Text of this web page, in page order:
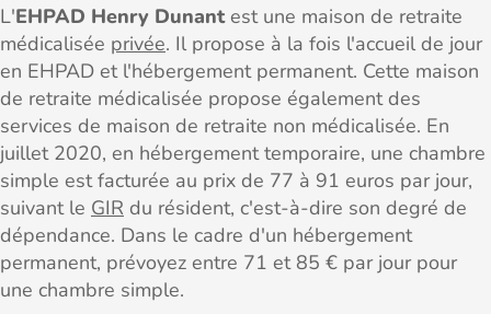
L'EHPAD Henry Dunantest une maison de retraite
médicalisée privée. Il propose à la fois l'accueil de jour
en EHPAD et l'hébergement permanent. Cette maison
de retraite médicalisée propose également des
services de maison de retraite non médicalisée. En
juillet 2020, en hébergement temporaire, une chambre
simple est facturée au prix de 77 à 91 euros par jour,
suivant le GIR du résident, c'est-à-dire son degré de
dépendance. Dans le cadre d'un hébergement
permanent, prévoyez entre 71 et 85 € par jour pour
une chambre simple.